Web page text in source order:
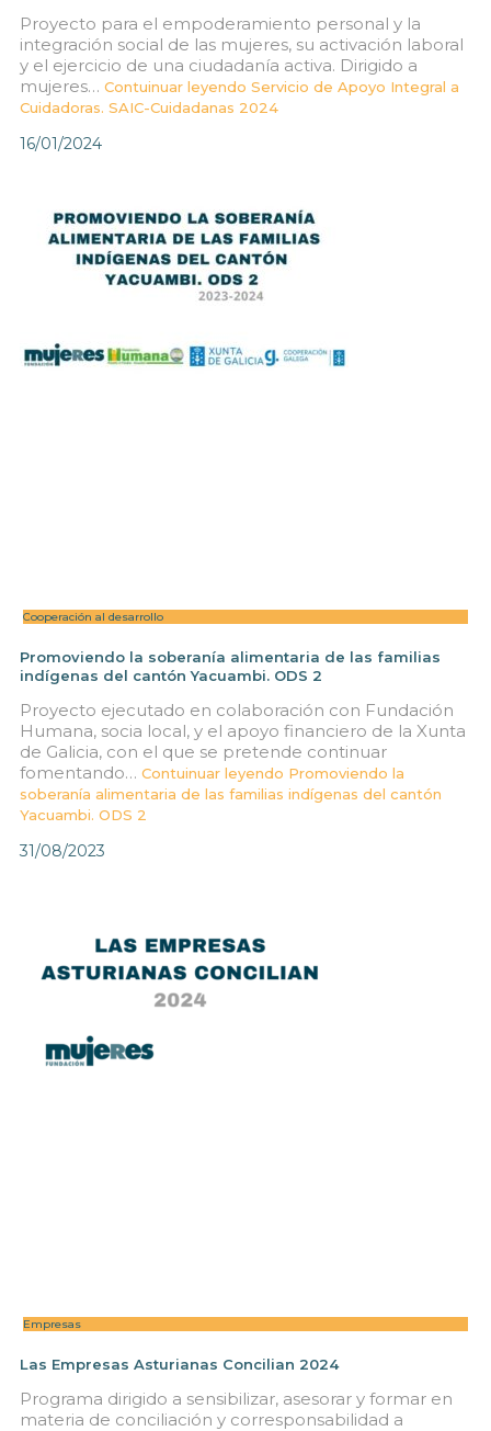
Proyecto para el empoderamiento personal y la
integración social de las mujeres, su activación laboral
y el ejercicio de una ciudadanía activa. Dirigido a
mujeres… Contuinuar leyendo Servicio de Apoyo Integral a
Cuidadoras. SAIC-Cuidadanas 2024
16/01/2024
Cooperación al desarrollo
Promoviendo la soberanía alimentaria de las familias
indígenas del cantón Yacuambi. ODS 2
Proyecto ejecutado en colaboración con Fundación
Humana, socia local, y el apoyo financiero de la Xunta
de Galicia, con el que se pretende continuar
fomentando… Contuinuar leyendo Promoviendo la
soberanía alimentaria de las familias indígenas del cantón
Yacuambi. ODS 2
31/08/2023
Empresas
Las Empresas Asturianas Concilian 2024
Programa dirigido a sensibilizar, asesorar y formar en
materia de conciliación y corresponsabilidad a